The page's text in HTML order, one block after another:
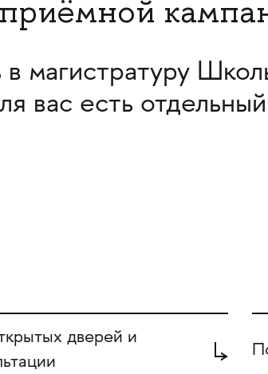
магистратуру
вас есть отдельный
дверей и